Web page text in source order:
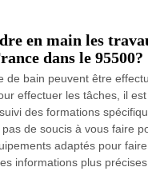
en main les
dans le 95500?
de bain peuvent être
effectuer les tâches, il
des formations
de soucis à vous faire
adaptés pour
informations plus